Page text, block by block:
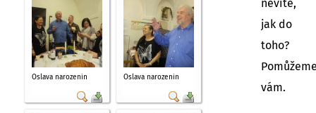
Oslava narozenin Oslava narozenin
nevíte,
jak do
toho?
vám.